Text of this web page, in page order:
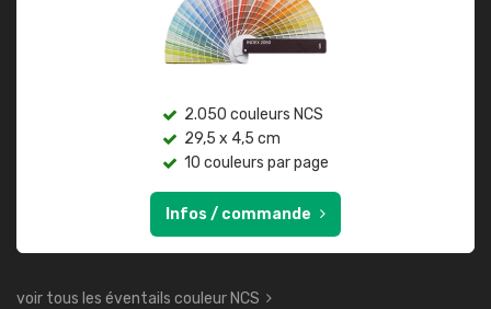
2.050 couleurs NCS
29,5 x 4,5 cm
10 couleurs par page
Infos / commande
voir tous les éventails couleur NCS